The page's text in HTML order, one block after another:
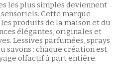
les plus simples deviennent
Cette marque
produits de la maison et du
élégantes, originales et
Lessives parfumées, sprays
savons : chaque création est
olfactif à part entière.